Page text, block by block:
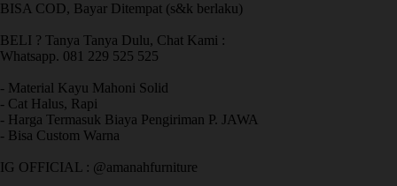
BISA COD, Bayar Ditempat (s&k berlaku)
BELI ? Tanya Tanya Dulu, Chat Kami :
Whatsapp. 081 229 525 525
- Material Kayu Mahoni Solid
- Cat Halus, Rapi
- Harga Termasuk Biaya Pengiriman P. JAWA
- Bisa Custom Warna
IG OFFICIAL : @amanahfurniture